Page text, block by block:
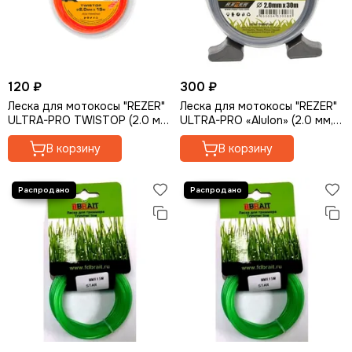
Колеса для тачки
Канистры для ГСМ
Пылесборники
Биты и наборы
Пилки для лобзика
Долота
Сверла
Стойки для дрели
120 ₽
Леска для мотокосы "REZER"
ULTRA-PRO TWISTOP (2.0 мм,
15 м, витой квадрат)
В корзину
300 ₽
Леска для мотокосы "REZER"
ULTRA-PRO «Alulon» (2.0 мм,
30 м, квадрат)
В корзину